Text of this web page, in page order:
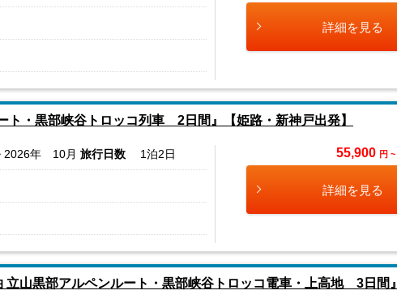
詳細を見る
ト・黒部峡谷トロッコ列車 2日間』【姫路・新神戸出発】
2026年 10月 旅行日数 1泊2日 55,900 円 ~
詳細を見る
立山黒部アルペンルート・黒部峡谷トロッコ電車・上高地 3日間』